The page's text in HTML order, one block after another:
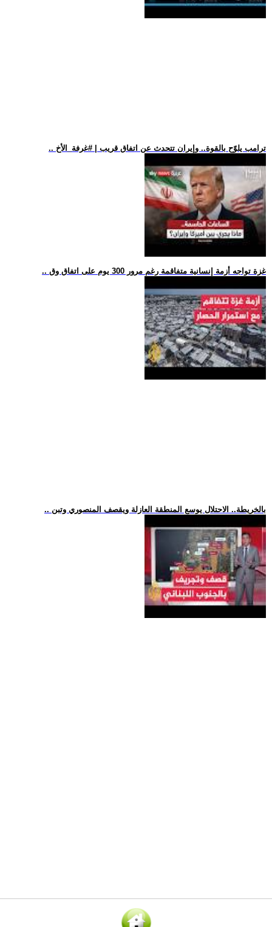
.. ترامب يلوّح بالقوة.. وإيران تتحدث عن اتفاق قريب | #غرفة_الأخ
.. غزة تواجه أزمة إنسانية متفاقمة رغم مرور 300 يوم على اتفاق وق
.. بالخريطة.. الاحتلال يوسع المنطقة العازلة ويقصف المنصوري وتبن